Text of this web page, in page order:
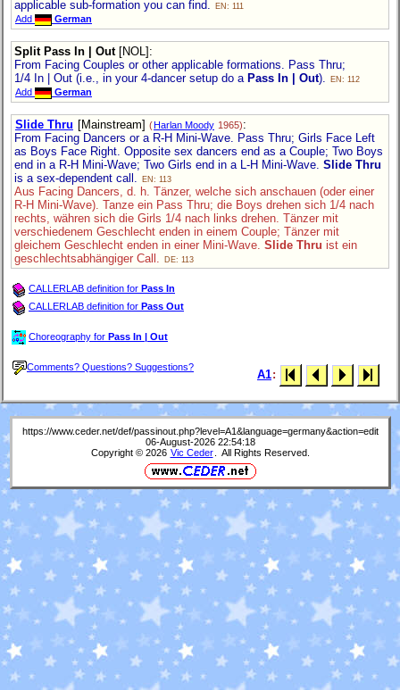
applicable sub-formation you can find.
EN: 111
Add German
Split Pass In | Out [NOL] :
From Facing Couples or other applicable formations. Pass Thru;
1/4 In | Out (i.e., in your 4-dancer setup do a Pass In | Out). EN: 112
Add German
Slide Thru [Mainstream] ( Harlan Moody 1965):
From Facing Dancers or a R-H Mini-Wave. Pass Thru; Girls Face Left
as Boys Face Right. Opposite sex dancers end as a Couple; Two Boys
end in a R-H Mini-Wave; Two Girls end in a L-H Mini-Wave. Slide Thru
is a sex-dependent call.
EN: 113
Aus Facing Dancers, d. h. Tänzer, welche sich anschauen (oder einer
R-H Mini-Wave). Tanze ein Pass Thru; die Boys drehen sich 1/4 nach
rechts, währen sich die Girls 1/4 nach links drehen. Tänzer mit
verschiedenem Geschlecht enden in einem Couple; Tänzer mit
gleichem Geschlecht enden in einer Mini-Wave. Slide Thru ist ein
geschlechtsabhängiger Call.
DE: 113
CALLERLAB definition for Pass In
CALLERLAB definition for Pass Out
Choreography for Pass In | Out
Comments? Questions? Suggestions?
A1:
https://www.ceder.net/def/passinout.php?level=A1&language=germany&action=edit
06-August-2026 22:54:18
Copyright © 2026 Vic Ceder . All Rights Reserved.